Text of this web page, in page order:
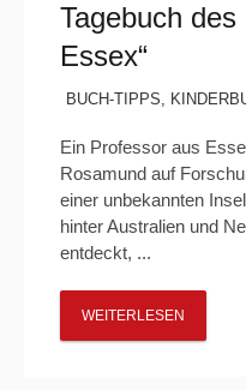
Tagebuch
Essex“
BUCH-TIPPS,
Ein Professor aus
Rosamund auf
einer unbekannten
hinter Australien und
entdeckt, ...
WEITERLESEN